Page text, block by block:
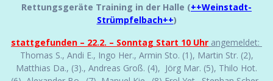
Rettungsgeräte Training in der Halle (++Weinstadt-
Strümpfelbach++)
stattgefunden – 22.2. – Sonntag Start 10 Uhr angemeldet:
Thomas S., Andi E., Ingo Her., Armin Sto. (1), Martin Str. (2),
Matthias Da., (3)., Andreas Groß. (4), Jörg Mar. (5), Thilo Hot.